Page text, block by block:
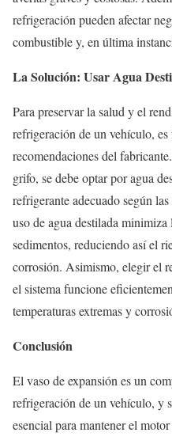
refrigeración pueden afectar
combustible y, en última
La Solución: Usar Agua
Para preservar la salud y el
refrigeración de un vehículo,
recomendaciones del
grifo, se debe optar por agua
refrigerante adecuado según
uso de agua destilada
sedimentos, reduciendo así el
corrosión. Asimismo, elegir el
el sistema funcione
temperaturas extremas y
Conclusión
El vaso de expansión es un
refrigeración de un vehículo, y
esencial para mantener el